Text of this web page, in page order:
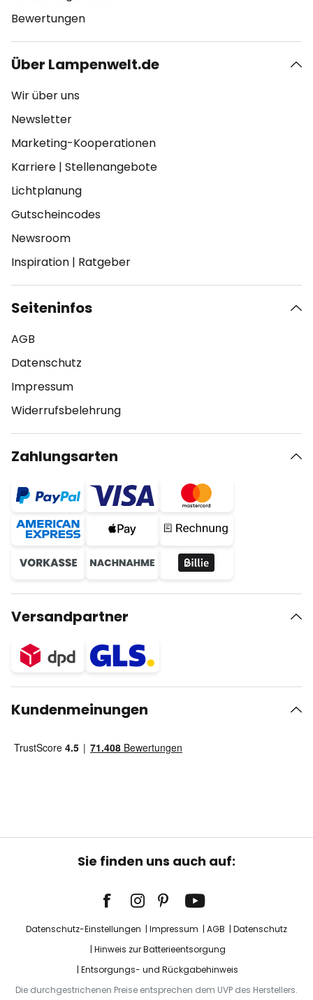
Bewertungen
Über Lampenwelt.de
Wir über uns
Newsletter
Marketing-Kooperationen
Karriere | Stellenangebote
Lichtplanung
Gutscheincodes
Newsroom
Inspiration | Ratgeber
Seiteninfos
AGB
Datenschutz
Impressum
Widerrufsbelehrung
Zahlungsarten
Versandpartner
Kundenmeinungen
Sie finden uns auch auf:
Datenschutz-Einstellungen Impressum AGB
Datenschutz
Hinweis zur Batterieentsorgung
Entsorgungs- und Rückgabehinweis
Die durchgestrichenen Preise entsprechen dem UVP des Herstellers.